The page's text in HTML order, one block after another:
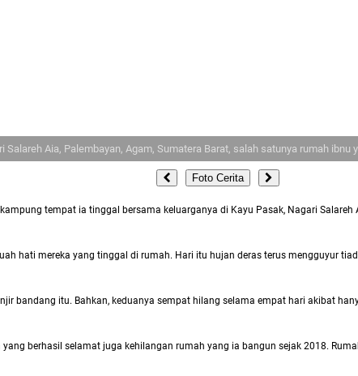
Aia, Palembayan, Agam, Sumatera Barat, salah satunya rumah
Foto Cerita
tempat ia tinggal bersama keluarganya di Kayu Pasak, Nagari
hati mereka yang tinggal di rumah. Hari itu hujan deras terus mengguyur
bandang itu. Bahkan, keduanya sempat hilang selama empat hari akibat
berhasil selamat juga kehilangan rumah yang ia bangun sejak 2018.